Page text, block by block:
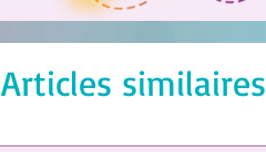
Articles similaires